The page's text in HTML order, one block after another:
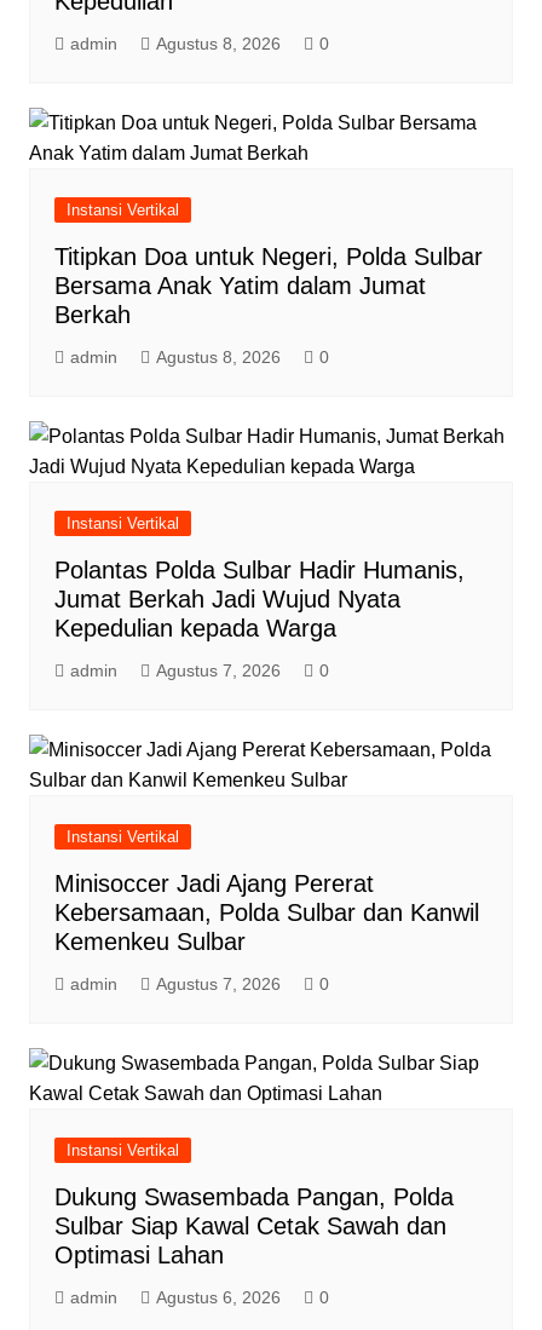
admin Agustus 8, 2026 0
Instansi Vertikal
Titipkan Doa untuk Negeri, Polda Sulbar
Bersama Anak Yatim dalam Jumat
Berkah
admin Agustus 8, 2026 0
Instansi Vertikal
Polantas Polda Sulbar Hadir Humanis,
Jumat Berkah Jadi Wujud Nyata
Kepedulian kepada Warga
admin Agustus 7, 2026 0
Instansi Vertikal
Minisoccer Jadi Ajang Pererat
Kebersamaan, Polda Sulbar dan Kanwil
Kemenkeu Sulbar
admin Agustus 7, 2026 0
Instansi Vertikal
Dukung Swasembada Pangan, Polda
Sulbar Siap Kawal Cetak Sawah dan
Optimasi Lahan
admin Agustus 6, 2026 0